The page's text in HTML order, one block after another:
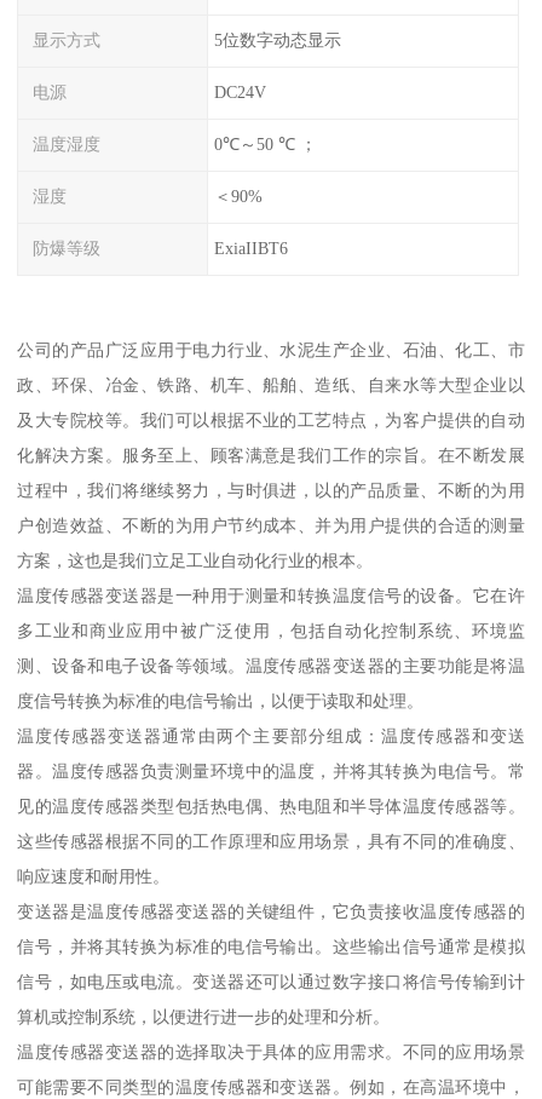
显示方式 5位数字动态显示
电源 DC24V
温度湿度 0℃～50 ℃ ；
湿度 ＜90%
防爆等级 ExiaIIBT6
公司的产品广泛应用于电力行业、水泥生产企业、石油、化工、市
政、环保、冶金、铁路、机车、船舶、造纸、自来水等大型企业以
及大专院校等。我们可以根据不业的工艺特点，为客户提供的自动
化解决方案。服务至上、顾客满意是我们工作的宗旨。在不断发展
过程中，我们将继续努力，与时俱进，以的产品质量、不断的为用
户创造效益、不断的为用户节约成本、并为用户提供的合适的测量
方案，这也是我们立足工业自动化行业的根本。
温度传感器变送器是一种用于测量和转换温度信号的设备。它在许
多工业和商业应用中被广泛使用，包括自动化控制系统、环境监
测、设备和电子设备等领域。温度传感器变送器的主要功能是将温
度信号转换为标准的电信号输出，以便于读取和处理。
温度传感器变送器通常由两个主要部分组成：温度传感器和变送
器。温度传感器负责测量环境中的温度，并将其转换为电信号。常
见的温度传感器类型包括热电偶、热电阻和半导体温度传感器等。
这些传感器根据不同的工作原理和应用场景，具有不同的准确度、
响应速度和耐用性。
变送器是温度传感器变送器的关键组件，它负责接收温度传感器的
信号，并将其转换为标准的电信号输出。这些输出信号通常是模拟
信号，如电压或电流。变送器还可以通过数字接口将信号传输到计
算机或控制系统，以便进行进一步的处理和分析。
温度传感器变送器的选择取决于具体的应用需求。不同的应用场景
可能需要不同类型的温度传感器和变送器。例如，在高温环境中，